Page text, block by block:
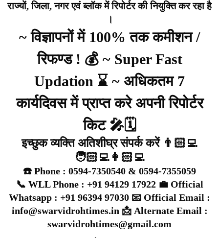
राज्यों, जिला, नगर एवं ब्लॉक में रिपोर्टर की नियुक्ति कर रहा है
।
~ विज्ञापनों में 100% तक कमीशन /
रिफण्ड ! 💰 ~ Super Fast
Updation ⌛ ~ अधिकतम 7
कार्यदिवस में प्राप्त करे अपनी रिपोर्टर
किट 🎤🗓️
इच्छुक व्यक्ति अतिशीघ्र संपर्क करें 👨🏻‍💻
🧑🏻‍💻👩🏻‍💻
☎️ Phone : 0594-7350540 & 0594-7355059
📞 WLL Phone : +91 94129 17922 💼 Official
Whatsapp : +91 96394 97030 📧 Official Email :
info@swarvidrohtimes.in 📩 Alternate Email :
swarvidrohtimes@gmail.com